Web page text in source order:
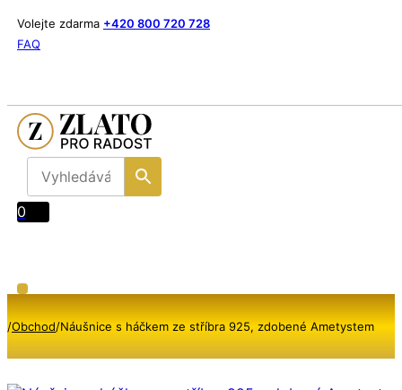
Volejte zdarma +420 800 720 728
FAQ
0
/Obchod/Náušnice s háčkem ze stříbra 925, zdobené Ametystem